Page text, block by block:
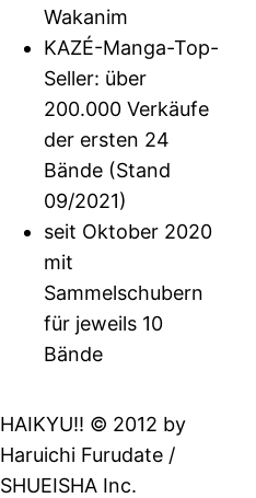
Wakanim
KAZÉ-Manga-Top-
Seller: über
200.000 Verkäufe
der ersten 24
Bände (Stand
09/2021)
seit Oktober 2020
mit
Sammelschubern
für jeweils 10
Bände
HAIKYU!! © 2012 by
Haruichi Furudate /
SHUEISHA Inc.